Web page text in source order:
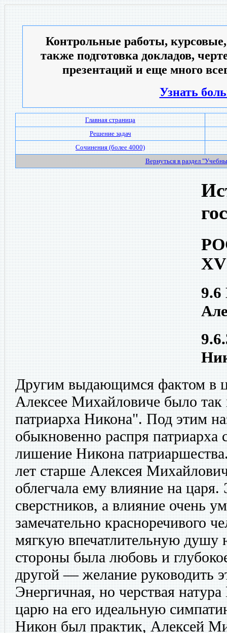
Контрольные работы,
также подготовка докладов,
презентаций и еще много
Узнать
Главная страница
Решение задач
Сочинения (более 4000)
Вернуться в раздел
9.6
Другим выдающимся фактом в
Алексее Михайловиче было так
патриарха Никона". Под этим
обыкновенно распря
лишение Никона
лет старше Алексея
облегчала ему влияние на
сверстников, а влияние очень
замечательно красноречивого
мягкую впечатлительную душу
стороны была любовь и
другой — желание руководить
Энергичная, но черствая
царю на его идеальную
Никон был практик, Алексей